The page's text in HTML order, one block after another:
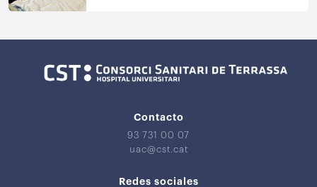
Contacto
93 731 00 07
uac@cst.cat
Redes sociales